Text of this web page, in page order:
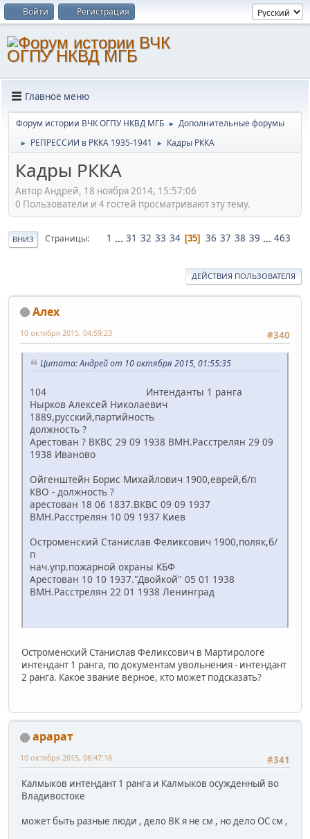
Войти Регистрация
Главное меню
Форум истории ВЧК ОГПУ НКВД МГБ ► Дополнительные форумы
► РЕПРЕССИИ в РККА 1935-1941 ► Кадры РККА
Кадры РККА
Автор Андрей, 18 ноября 2014, 15:57:06
0 Пользователи и 4 гостей просматривают эту тему.
ВНИЗ Страницы 1 ... 31 32 33 34 35 36 37 38 39 ... 463
ДЕЙСТВИЯ ПОЛЬЗОВАТЕЛЯ
Алех
#340
10 октября 2015, 04:59:23
Цитата: Андрей от 10 октября 2015, 01:55:35
104 Интенданты 1 ранга
Нырков Алексей Николаевич
1889,русский,партийность
должность ?
Арестован ? ВКВС 29 09 1938 ВМН.Расстрелян 29 09
1938 Иваново
Ойгенштейн Борис Михайлович 1900,еврей,б/п
КВО - должность ?
арестован 18 06 1837.ВКВС 09 09 1937
ВМН.Расстрелян 10 09 1937 Киев
Остроменский Станислав Феликсович 1900,поляк,б/
п
нач.упр.пожарной охраны КБФ
Арестован 10 10 1937."Двойкой" 05 01 1938
ВМН.Расстрелян 22 01 1938 Ленинград
Остроменский Станислав Феликсович в Мартирологе
интендант 1 ранга, по документам увольнения - интендант
2 ранга. Какое звание верное, кто может подсказать?
арарат
#341
10 октября 2015, 06:47:16
Калмыков интендант 1 ранга и Калмыков осужденный во
Владивостоке
может быть разные люди , дело ВК я не см , но дело ОС см ,